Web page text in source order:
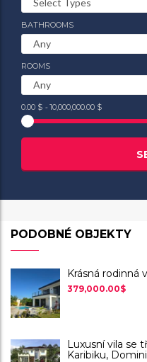
BATHROOMS
ROOMS
0.00 $ - 10,000,000.00 $
PODOBNÉ OBJEKTY
Krásná rodinná
379,000.00$
Luxusní vila se
Karibiku,